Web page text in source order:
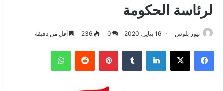
لرئاسة الحكومة
نيوز بلوس 16 يناير، 2020 0
236 أقل من دقيقة
فيسبوك X لينكدإن بينتيريست واتساب